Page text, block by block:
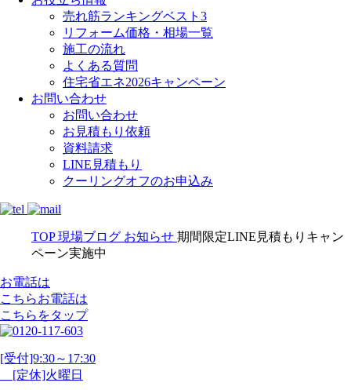
売れ筋ランキングベスト3
リフォーム価格・相場一覧
施工の流れ
よくある質問
住宅省エネ2026キャンペーン
お問い合わせ
お問い合わせ
お見積もり依頼
資料請求
LINE見積もり
クーリングオフのお申込み
TOP 現場ブログ お知らせ 期間限定LINE見積もりキャン
ペーン実施中
お電話は
こちらお電話は
こちらをタップ
[受付]9:30～17:30
[定休]火曜日